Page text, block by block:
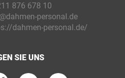
876 678 10
personal.de
dahmen-personal.de/
SIE UNS